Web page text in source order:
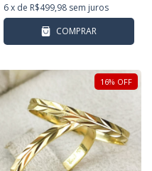
6x de R$499,98 sem juros
COMPRAR
16% OFF